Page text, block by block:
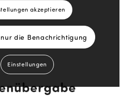
akzeptieren
die Benachrichtigung
Einstellungen